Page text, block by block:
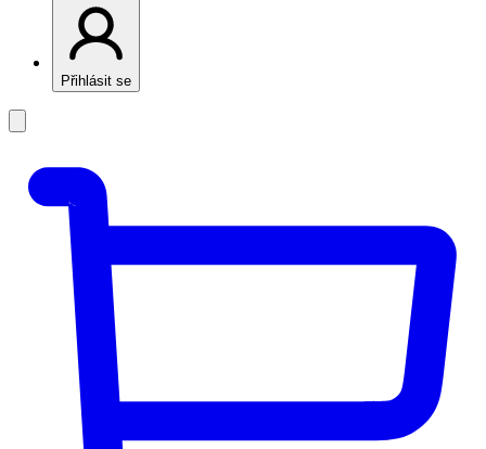
Přihlásit se